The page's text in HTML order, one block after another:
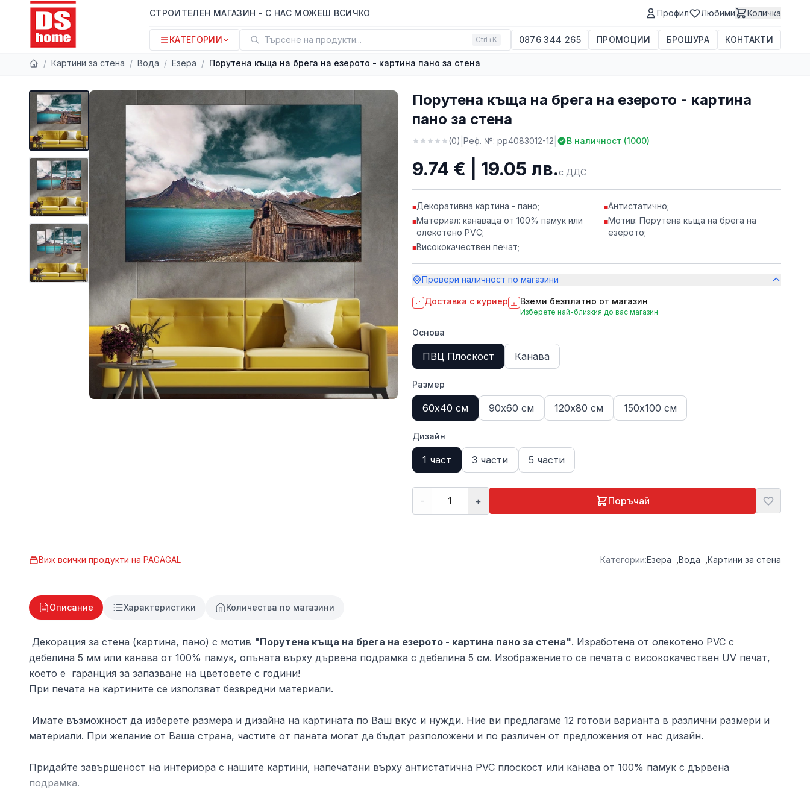
СТРОИТЕЛЕН МАГАЗИН - С НАС МОЖЕШ ВСИЧКО Профил Любими Количка
КАТЕГОРИИ Търсене на продукти... Ctrl+K 0876 344 265 ПРОМОЦИИ БРОШУРА КОНТАКТИ
/ Картини за стена / Вода / Езера / Порутена къща на брега на езерото - картина пано за стена
Порутена къща на брега на езерото - картина
пано за стена
(0) Реф. №: pp4083012-12 В наличност (1000)
9.74 € | 19.05 лв.с ДДС
■Декоративна картина - пано;
■Материал: канаваца от 100% памук или
олекотено PVC;
■Висококачествен печат;
■Антистатично;
■Мотив: Порутена къща на брега на
езерото;
Провери наличност по магазини
Доставка с куриер Вземи безплатно от магазин
Изберете най-близкия до вас магазин
Основа
ПВЦ Плоскост Канава
Размер
60х40 см 90х60 см 120х80 см 150х100 см
Дизайн
1 част 3 части 5 части
- + Поръчай
Виж всички продукти на PAGAGAL Категории:Езера Вода Картини за стена
Описание Характеристики Количества по магазини
Декорация за стена (картина, пано) с мотив "Порутена къща на брега на езерото - картина пано за стена". Изработена от олекотено PVC с
дебелина 5 мм или канава от 100% памук, опъната върху дървена подрамка с дебелина 5 см. Изображението се печата с висококачествен UV печат,
което е гаранция за запазване на цветовете с години!
При печата на картините се използват безвредни материали.
Имате възможност да изберете размера и дизайна на картината по Ваш вкус и нужди. Ние ви предлагаме 12 готови варианта в различни размери и
материали. При желание от Ваша страна, частите от паната могат да бъдат разположени и по различен от предложения от нас дизайн.
Придайте завършеност на интериора с нашите картини, напечатани върху антистатична PVC плоскост или канава от 100% памук с дървена
подрамка.